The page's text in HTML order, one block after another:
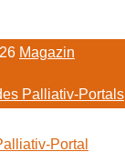
Magazin
Palliativ-Portals